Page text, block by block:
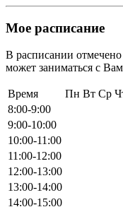
Мое расписание
В расписании
может заниматься с
Время Пн Вт Ср
8:00-9:00
9:00-10:00
10:00-11:00
11:00-12:00
12:00-13:00
13:00-14:00
14:00-15:00